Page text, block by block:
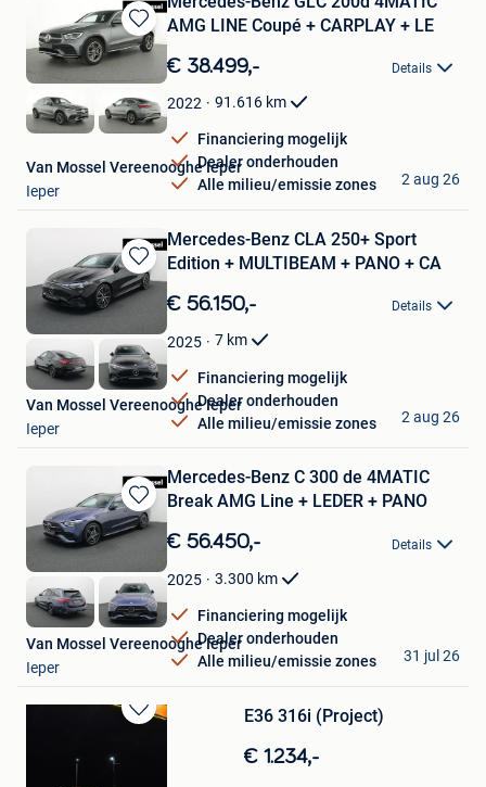
Bewaren
in
Mijn
Favorieten
AMG LINE Coupé + CARPLAY + LE
€ 38.499,- Details
2022 91.616 km
Financiering mogelijk
Dealer onderhouden
Alle milieu/emissie zones
Van Mossel Vereenooghe Ieper
Ieper
2 aug 26
Bewaren
in
Favorieten
Mercedes-Benz CLA 250+ Sport
Edition + MULTIBEAM + PANO + CA
€ 56.150,- Details
2025 7 km
Financiering mogelijk
Dealer onderhouden
Alle milieu/emissie zones
Van Mossel Vereenooghe Ieper
Ieper
2 aug 26
Bewaren
in
Favorieten
Mercedes-Benz C 300 de 4MATIC
Break AMG Line + LEDER + PANO
€ 56.450,- Details
2025 3.300 km
Financiering mogelijk
Dealer onderhouden
Alle milieu/emissie zones
Van Mossel Vereenooghe Ieper
Ieper
31 jul 26
Bewaren
Mijn
E36 316i (Project)
€ 1.234,-